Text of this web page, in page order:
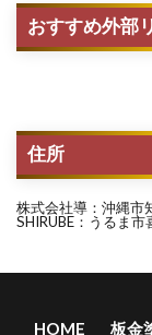
おすすめ外部
住所
株式会社導：沖縄市
SHIRUBE：うるま市
HOME 板金